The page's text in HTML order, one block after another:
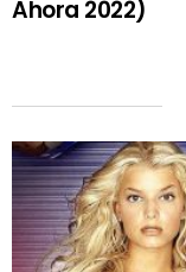
Ahora 2022)